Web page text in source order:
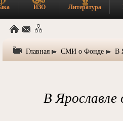
ИЗО Литература
Главная СМИ о Фонде В
В